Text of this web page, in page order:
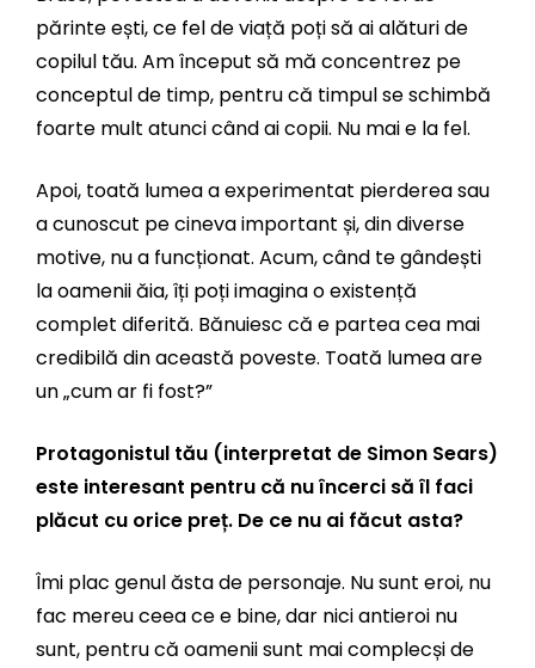
părinte ești, ce fel de viață poți să ai alături de
copilul tău. Am început să mă concentrez pe
conceptul de timp, pentru că timpul se schimbă
foarte mult atunci când ai copii. Nu mai e la fel.
Apoi, toată lumea a experimentat pierderea sau
a cunoscut pe cineva important și, din diverse
motive, nu a funcționat. Acum, când te gândești
la oamenii ăia, îți poți imagina o existență
complet diferită. Bănuiesc că e partea cea mai
credibilă din această poveste. Toată lumea are
un „cum ar fi fost?”
Protagonistul tău (interpretat de Simon Sears)
este interesant pentru că nu încerci să îl faci
plăcut cu orice preț. De ce nu ai făcut asta?
Îmi plac genul ăsta de personaje. Nu sunt eroi, nu
fac mereu ceea ce e bine, dar nici antieroi nu
sunt, pentru că oamenii sunt mai complecși de